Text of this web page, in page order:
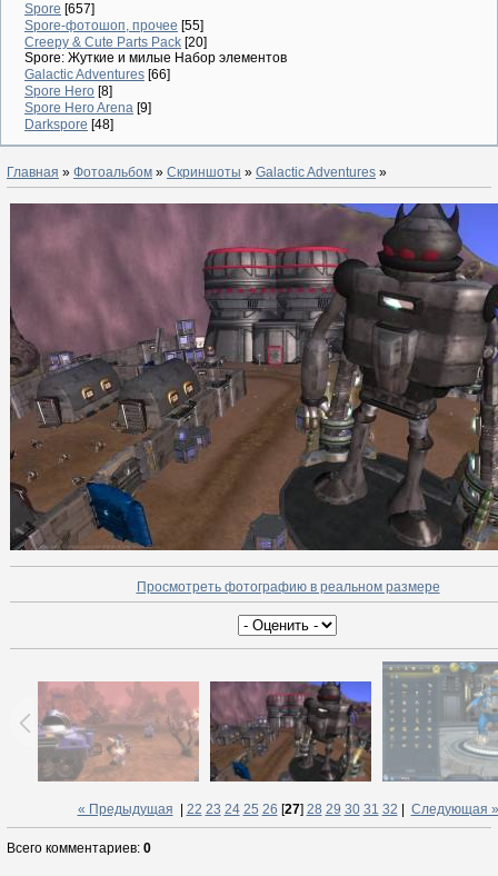
Spore [657]
Spore-фотошоп, прочее [55]
Creepy & Cute Parts Pack [20]
Spore: Жуткие и милые Набор элементов
Galactic Adventures [66]
Spore Hero [8]
Spore Hero Arena [9]
Darkspore [48]
Главная » Фотоальбом » Скриншоты » Galactic Adventures »
Просмотреть фотографию в реальном размере
« Предыдущая 22 23 24 25 26 [27] 28 29 30 31 32 Следующая »
Всего комментариев: 0